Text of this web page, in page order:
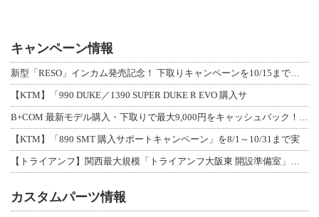
キャンペーン情報
【KTM】「990 DUKE／1390 SUPER DUKE R EVO 購入サ
【KTM】「890 SMT 購入サポートキャンペーン」を8/1～10/31まで実
カスタムパーツ情報